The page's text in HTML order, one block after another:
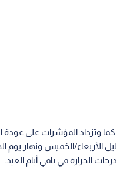
كما وتزداد المؤشرات على عودة
ليل الأربعاء/الخميس ونهار يوم
درجات الحرارة في باقي أيام العيد.